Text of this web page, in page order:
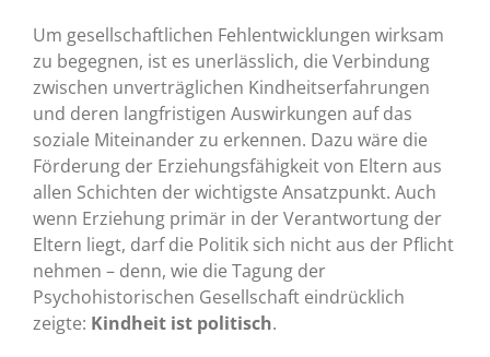
Um gesellschaftlichen Fehlentwicklungen wirksam
zu begegnen, ist es unerlässlich, die Verbindung
zwischen unverträglichen Kindheitserfahrungen
und deren langfristigen Auswirkungen auf das
soziale Miteinander zu erkennen. Dazu wäre die
Förderung der Erziehungsfähigkeit von Eltern aus
allen Schichten der wichtigste Ansatzpunkt. Auch
wenn Erziehung primär in der Verantwortung der
Eltern liegt, darf die Politik sich nicht aus der Pflicht
nehmen – denn, wie die Tagung der
Psychohistorischen Gesellschaft eindrücklich
zeigte: Kindheit ist politisch.